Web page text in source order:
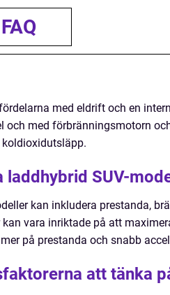
FAQ
med eldrift och en intern
med förbränningsmotorn
SUV-
kan inkludera prestanda,
vara inriktade på att
på prestanda och snabb
att tänka